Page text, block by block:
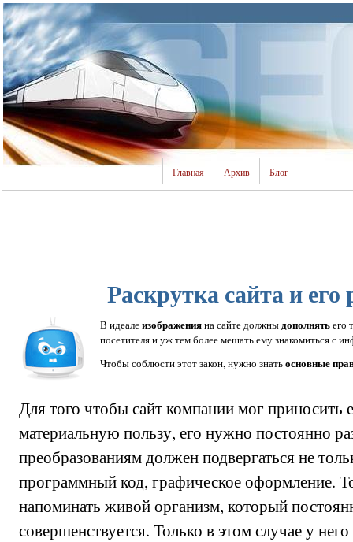
Главная Архив Блог
Раскрутка сайта и его
В идеалеизображенияна сайте должны дополнятьего
посетителя и уж тем более мешать ему знакомиться с
Чтобы соблюсти этот закон, нужно знатьосновные
Для того чтобы сайт компании мог
материальную пользу, его нужно постоянно
преобразованиям должен подвергаться не
программный код, графическое оформление.
напоминать живой организм, который
совершенствуется. Только в этом случае у